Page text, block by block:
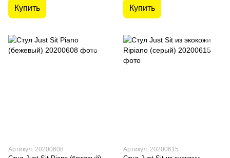
Купить Купить
Артикул: 20200608 Артикул: 20200615